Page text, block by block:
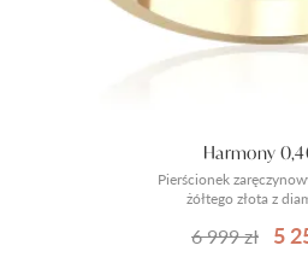
Pierścionek
żółtego złota z
Harmony
6 999 zł 5